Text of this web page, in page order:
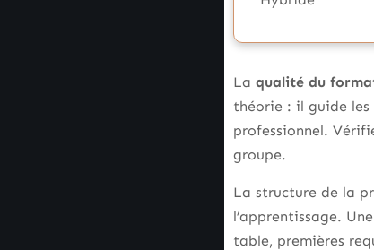
La qualité du
théorie : il guide les
professionnel.
groupe.
La structure de la
l’apprentissage.
table, premières